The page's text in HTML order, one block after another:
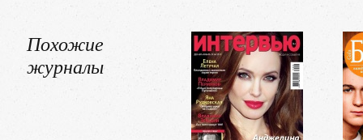
Похожие
журналы